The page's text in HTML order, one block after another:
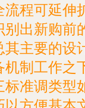
流程可延伸
别出新购前
其主要的设
机制工作之
标准调类型